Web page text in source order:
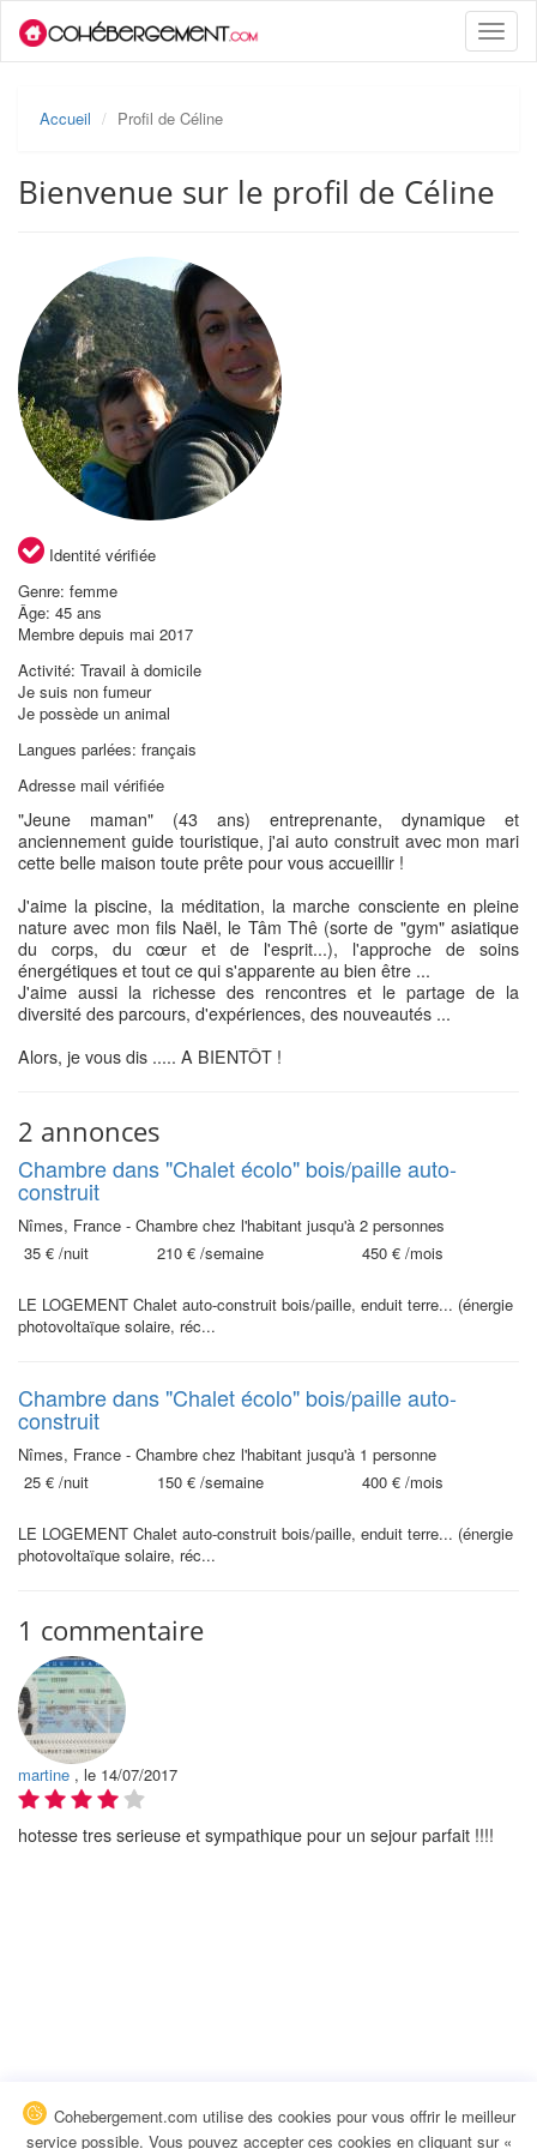
Toggle
Accueil Profil de Céline
Bienvenue sur le profil de Céline
Identité vérifiée
Genre: femme
Âge: 45 ans
Membre depuis mai 2017
Activité: Travail à domicile
Je suis non fumeur
Je possède un animal
Langues parlées: français
Adresse mail vérifiée
"Jeune maman" (43 ans) entreprenante, dynamique et
anciennement guide touristique, j'ai auto construit avec mon mari
cette belle maison toute prête pour vous accueillir !
J'aime la piscine, la méditation, la marche consciente en pleine
nature avec mon fils Naël, le Tâm Thê (sorte de "gym" asiatique
du corps, du cœur et de l'esprit...), l'approche de soins
énergétiques et tout ce qui s'apparente au bien être ...
J'aime aussi la richesse des rencontres et le partage de la
diversité des parcours, d'expériences, des nouveautés ...
Alors, je vous dis ..... A BIENTÔT !
2 annonces
Chambre dans "Chalet écolo" bois/paille auto-
construit
Nîmes, France - Chambre chez l'habitant jusqu'à 2 personnes
35 € /nuit 210 € /semaine 450 € /mois
LE LOGEMENT Chalet auto-construit bois/paille, enduit terre... (énergie
photovoltaïque solaire, réc...
Chambre dans "Chalet écolo" bois/paille auto-
construit
Nîmes, France - Chambre chez l'habitant jusqu'à 1 personne
25 € /nuit 150 € /semaine 400 € /mois
LE LOGEMENT Chalet auto-construit bois/paille, enduit terre... (énergie
photovoltaïque solaire, réc...
1 commentaire
martine , le 14/07/2017
hotesse tres serieuse et sympathique pour un sejour parfait !!!!
Cohebergement.com utilise des cookies pour vous offrir le meilleur
service possible. Vous pouvez accepter ces cookies en cliquant sur «